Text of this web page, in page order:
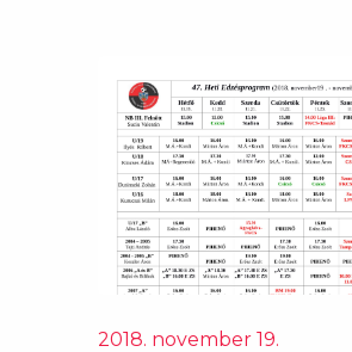
2018. november 19.